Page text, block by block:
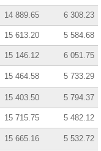
14 889.65 6 308.23
15 613.20 5 584.68
15 146.12 6 051.75
15 464.58 5 733.29
15 403.50 5 794.37
15 715.75 5 482.12
15 665.16 5 532.72